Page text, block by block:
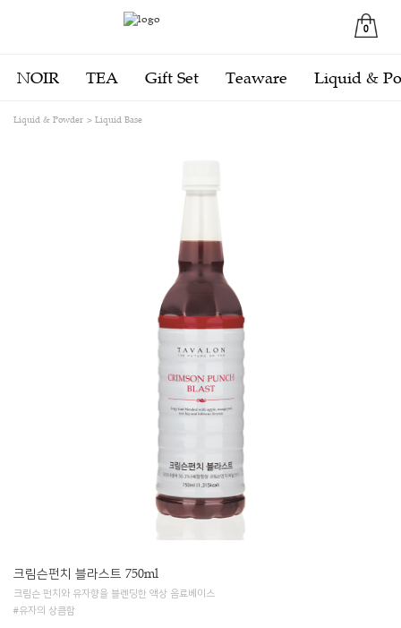
0
NOIR TEA Gift Set Teaware Liquid &
Liquid & Powder Liquid Base
크림슨펀치 블라스트 750ml
크림슨 펀치와 유자향을 블렌딩한 액상 음료베이스
#유자의 상큼함